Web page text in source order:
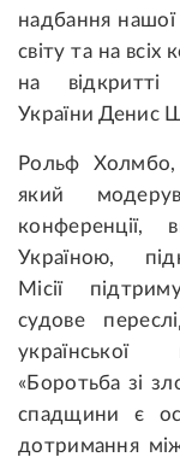
надбання нашої
світу та на
на відкритті
України Денис
Рольф
який
конференції,
Україною,
Місії
судове
української
«Боротьба зі
спадщини є
дотримання